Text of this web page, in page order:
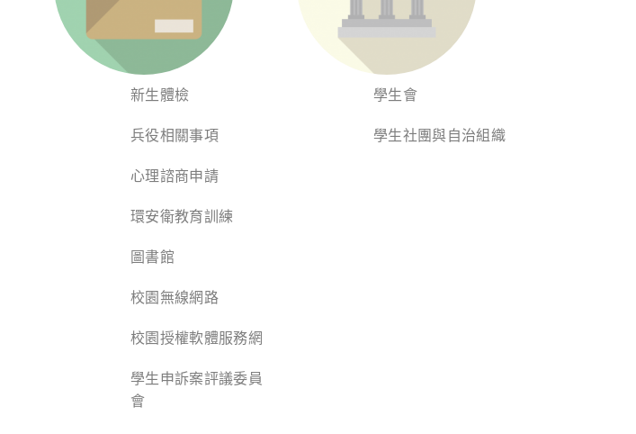
新生體檢
兵役相關事項
心理諮商申請
環安衛教育訓練
圖書館
校園無線網路
校園授權軟體服務網
學生申訴案評議委員
會
學生會
學生社團與自治組織